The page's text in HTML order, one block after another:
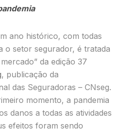
ano histórico, com todas
o setor segurador, é tratada
da edição 37
, publicação da
das Seguradoras – CNseg.
momento, a pandemia
danos a todas as atividades
efeitos foram sendo